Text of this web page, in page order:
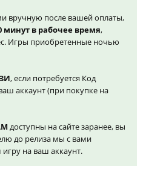
вручную после вашей оплаты,
минут в рабочее время,
Игры приобретенные ночью
, если потребуется Код
аккаунт (при покупке на
доступны на сайте заранее, вы
до релиза мы с вами
на ваш аккаунт.